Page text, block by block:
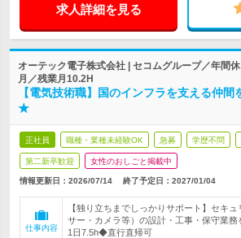
求人詳細を見る
オーテック電子株式会社 | セコムグループ／年間
月／残業月10.2H
【電気技術職】国のインフラを支える仲
★
正社員 職種・業種未経験OK 急募 学歴不問
第二新卒歓迎 女性のおしごと掲載中
情報更新日：2026/07/14 終了予定日： 2027/01/04
仕事内容
【独り立ちまでしっかりサポート】セキ
サー・カメラ等）の設計・工事・保守業
1日7.5h◆直行直帰可